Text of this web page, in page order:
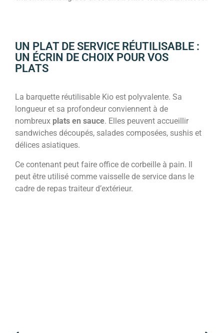
UN PLAT DE SERVICE RÉUTILISABLE :
UN ÉCRIN DE CHOIX POUR VOS
PLATS
La barquette réutilisable Kio est polyvalente. Sa
longueur et sa profondeur conviennent à de
nombreux plats en sauce. Elles peuvent accueillir
sandwiches découpés, salades composées, sushis et
délices asiatiques.
Ce contenant peut faire office de corbeille à pain. Il
peut être utilisé comme vaisselle de service dans le
cadre de repas traiteur d’extérieur.